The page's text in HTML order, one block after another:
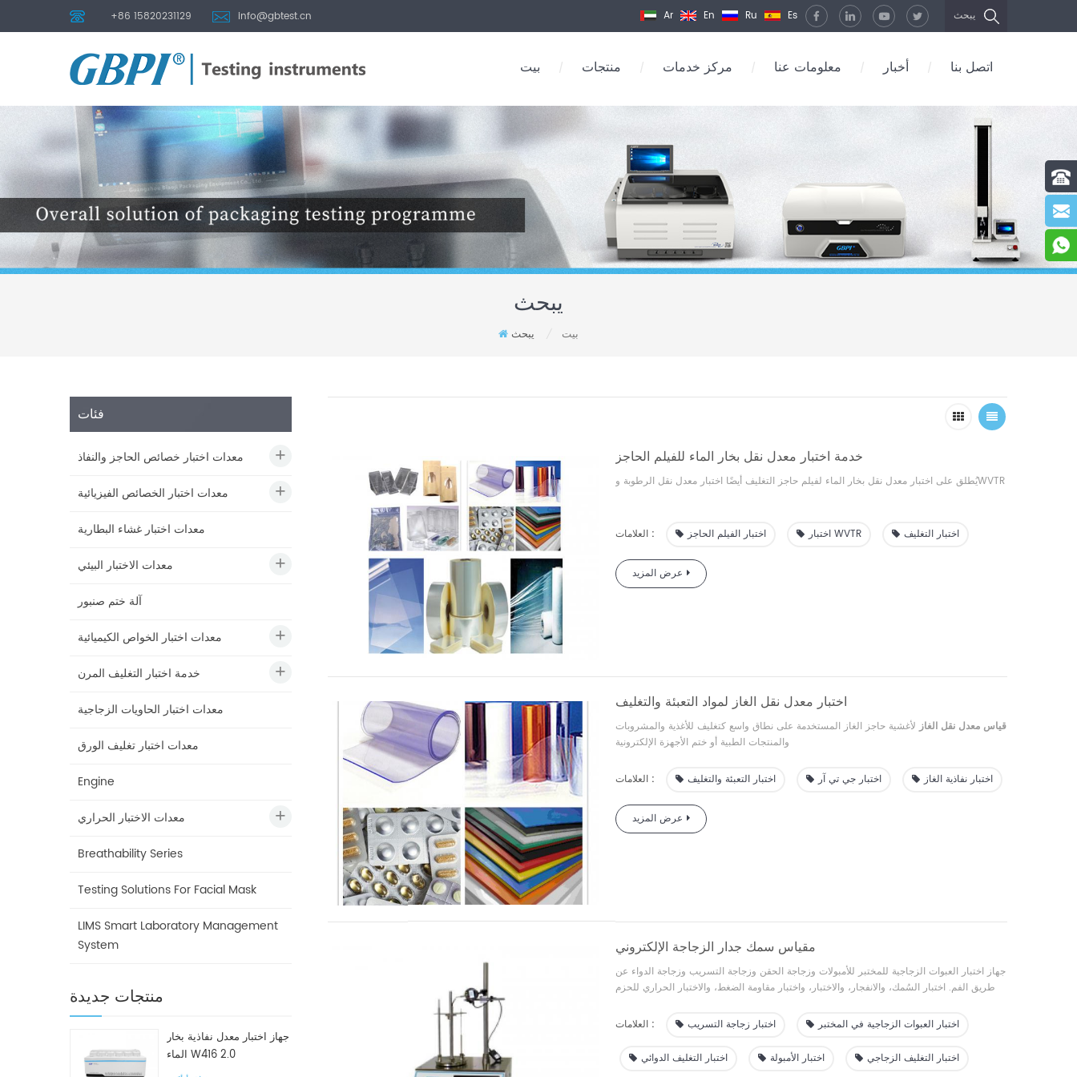
+86 15820231129 info@gbtest.cn يبحث Ar En Ru Es
بيت / منتجات / مركز خدمات / معلومات عنا / أخبار / اتصل بنا
يبحث
بيت يبحث
فئات
معدات اختبار خصائص الحاجز والنفاذ
معدات اختبار الخصائص الفيزيائية
معدات اختبار غشاء البطارية
معدات الاختبار البيئي
آلة ختم صنبور
معدات اختبار الخواص الكيميائية
خدمة اختبار التغليف المرن
معدات اختبار الحاويات الزجاجية
معدات اختبار تغليف الورق
Engine
معدات الاختبار الحراري
Breathability Series
Testing Solutions For Facial Mask
LIMS Smart Laboratory Management
System
منتجات جديدة
جهاز اختبار معدل نفاذية بخار
الماء W416 2.0
خدمة اختبار معدل نقل بخار الماء للفيلم الحاجز
يُطلق على اختبار معدل نقل بخار الماء لفيلم حاجز التغليف أيضًا اختبار معدل نقل الرطوبة وWVTR
العلامات : اختبار الفيلم الحاجز اختبار WVTR اختبار التغليف
عرض المزيد
اختبار معدل نقل الغاز لمواد التعبئة والتغليف
قياس معدل نقل الغازلأغشية حاجز الغاز المستخدمة على نطاق واسع كتغليف للأغذية والمشروبات
والمنتجات الطبية أو ختم الأجهزة الإلكترونية
العلامات : اختبار التعبئة والتغليف اختبار جي تي آر اختبار نفاذية الغاز
عرض المزيد
مقياس سمك جدار الزجاجة الإلكتروني
جهاز اختبار العبوات الزجاجية للمختبر للأمبولات وزجاجة الحقن وزجاجة التسريب وزجاجة الدواء عن
طريق الفم. اختبار السُمك، والانفجار، والاختبار، واختبار مقاومة الضغط، والاختبار الحراري للحزم
العلامات :
اختبار زجاجة التسريب اختبار العبوات الزجاجية في المختبر
اختبار التغليف الدوائي اختبار الأمبولة اختبار التغليف الزجاجي